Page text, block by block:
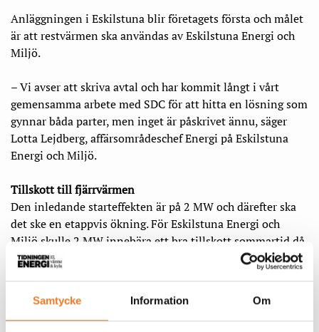
Samtycke Information Om
Anläggningen i Eskilstuna blir företagets första och målet
är att restvärmen ska användas av Eskilstuna Energi och
Miljö.
– Vi avser att skriva avtal och har kommit långt i vårt
gemensamma arbete med SDC för att hitta en lösning som
gynnar båda parter, men inget är påskrivet ännu, säger
Lotta Lejdberg, affärsområdeschef Energi på Eskilstuna
Energi och Miljö.
Tillskott till fjärrvärmen
Den inledande starteffekten är på 2 MW och därefter ska
det ske en etappvis ökning. För Eskilstuna Energi och
Miljö skulle 2 MW innebära ett bra tillskott sommartid då
restvärmen skulle kunna stå för omkring 10 procent av
värmebehovet. Det skulle även innebära att de kan
undvika att starta spetspannor under vår och höst, men
också att de kan förlänga livstiden på deras
fastbränsleeldade anläggningar.